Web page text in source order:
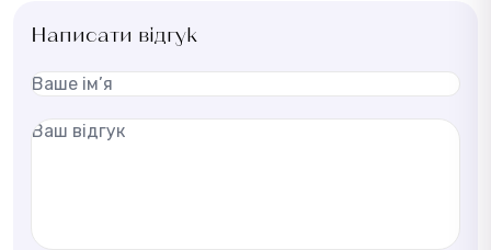
Написати відгук